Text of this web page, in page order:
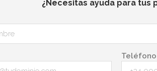
¿Necesitas ayuda para tus
Teléfono